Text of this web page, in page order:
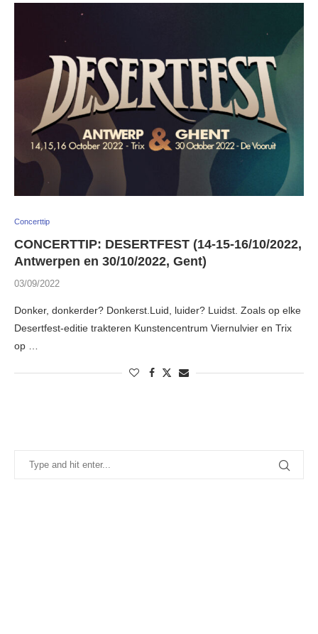
Concerttip
CONCERTTIP: DESERTFEST (14-15-16/10/2022,
Antwerpen en 30/10/2022, Gent)
03/09/2022
Donker, donkerder? Donkerst.Luid, luider? Luidst. Zoals op elke
Desertfest-editie trakteren Kunstencentrum Viernulvier en Trix
op …